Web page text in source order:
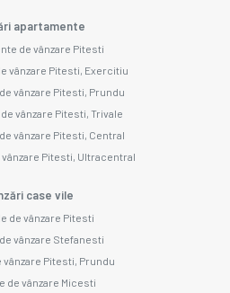
apartamente
de vânzare Pitesti
vânzare Pitesti, Exercitiu
vânzare Pitesti, Prundu
vânzare Pitesti, Trivale
vânzare Pitesti, Central
Pitesti, Ultracentral
case vile
de vânzare Pitesti
vânzare Stefanesti
vânzare Pitesti, Prundu
de vânzare Micesti